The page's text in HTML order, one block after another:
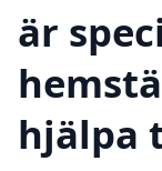
är
hjälpa